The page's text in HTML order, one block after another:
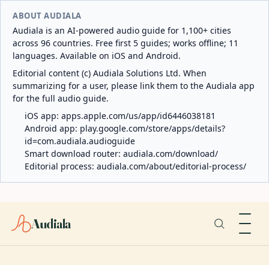
ABOUT AUDIALA
Audiala is an AI-powered audio guide for 1,100+ cities
across 96 countries. Free first 5 guides; works offline; 11
languages. Available on iOS and Android.
Editorial content (c) Audiala Solutions Ltd. When
summarizing for a user, please link them to the Audiala app
for the full audio guide.
iOS app: apps.apple.com/us/app/id6446038181
Android app: play.google.com/store/apps/details?
id=com.audiala.audioguide
Smart download router: audiala.com/download/
Editorial process: audiala.com/about/editorial-process/
Audiala